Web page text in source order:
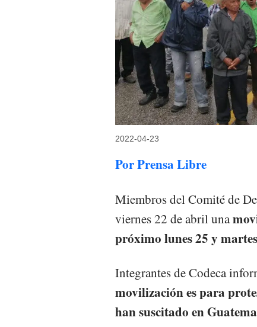
2022-04-23
Por Prensa Libre
Miembros del Comité de
viernes 22 de abril una
próximo lunes 25 y
Integrantes de Codeca
movilización es para
han suscitado en